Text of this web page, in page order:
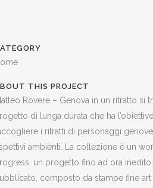
THIS PROJECT
Rovere – Genova in un ritratto si
di lunga durata che ha
i ritratti di personaggi
ambienti. La collezione è un
un progetto fino ad ora
composto da stampe fine